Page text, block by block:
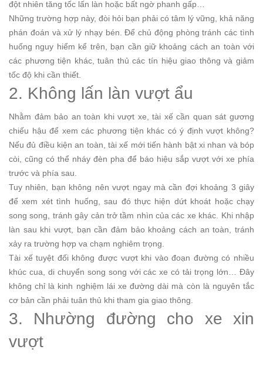
đột nhiên tăng tốc lấn làn hoặc bất ngờ phanh gấp…
Những trường hợp này, đòi hỏi bạn phải có tâm lý vững, khả năng
phán đoán và xử lý nhạy bén. Để chủ động phòng tránh các tình
huống nguy hiểm kể trên, bạn cần giữ khoảng cách an toàn với
các phương tiện khác, tuân thủ các tín hiệu giao thông và giảm
tốc độ khi cần thiết.
2. Không lấn làn vượt ẩu
Nhằm đảm bảo an toàn khi vượt xe, tài xế cần quan sát gương
chiếu hậu để xem các phương tiện khác có ý định vượt không?
Nếu đủ điều kiện an toàn, tài xế mới tiến hành bật xi nhan và bóp
còi, cũng có thể nháy đèn pha để báo hiệu sắp vượt với xe phía
trước và phía sau.
Tuy nhiên, bạn không nên vượt ngay mà cần đợi khoảng 3 giây
để xem xét tình huống, sau đó thực hiện dứt khoát hoặc chạy
song song, tránh gây cản trở tầm nhìn của các xe khác. Khi nhập
làn sau khi vượt, bạn cần đảm bảo khoảng cách an toàn, tránh
xảy ra trường hợp va chạm nghiêm trọng.
Tài xế tuyệt đối không được vượt khi vào đoạn đường có nhiều
khúc cua, di chuyển song song với các xe có tải trọng lớn… Đây
không chỉ là kinh nghiệm lái xe đường dài mà còn là nguyên tắc
cơ bản cần phải tuân thủ khi tham gia giao thông.
3. Nhường đường cho xe xin
vượt